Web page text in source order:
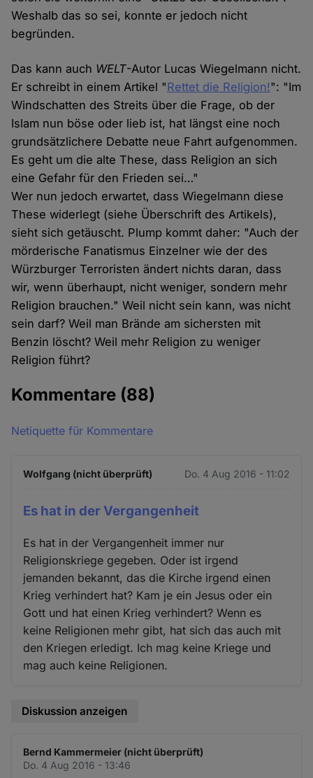
Weshalb das so sei, konnte er jedoch nicht
begründen.
Das kann auch WELT-Autor Lucas Wiegelmann nicht.
Er schreibt in einem Artikel "Rettet die Religion!": "Im
Windschatten des Streits über die Frage, ob der
Islam nun böse oder lieb ist, hat längst eine noch
grundsätzlichere Debatte neue Fahrt aufgenommen.
Es geht um die alte These, dass Religion an sich
eine Gefahr für den Frieden sei…"
Wer nun jedoch erwartet, dass Wiegelmann diese
These widerlegt (siehe Überschrift des Artikels),
sieht sich getäuscht. Plump kommt daher: "Auch der
mörderische Fanatismus Einzelner wie der des
Würzburger Terroristen ändert nichts daran, dass
wir, wenn überhaupt, nicht weniger, sondern mehr
Religion brauchen." Weil nicht sein kann, was nicht
sein darf? Weil man Brände am sichersten mit
Benzin löscht? Weil mehr Religion zu weniger
Religion führt?
Kommentare (88)
Netiquette für Kommentare
Wolfgang (nicht überprüft) Do. 4 Aug 2016 - 11:02
Es hat in der Vergangenheit
Es hat in der Vergangenheit immer nur
Religionskriege gegeben. Oder ist irgend
jemanden bekannt, das die Kirche irgend einen
Krieg verhindert hat? Kam je ein Jesus oder ein
Gott und hat einen Krieg verhindert? Wenn es
keine Religionen mehr gibt, hat sich das auch mit
den Kriegen erledigt. Ich mag keine Kriege und
mag auch keine Religionen.
Diskussion anzeigen
Bernd Kammermeier (nicht überprüft)
Do. 4 Aug 2016 - 13:46